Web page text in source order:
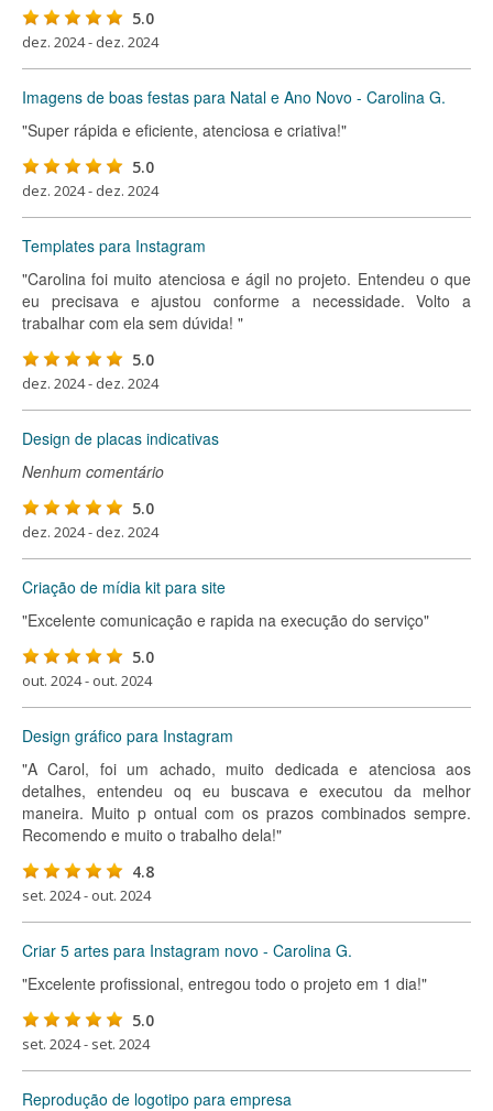
5.0
dez. 2024 - dez. 2024
Imagens de boas festas para Natal e Ano Novo - Carolina G.
"Super rápida e eficiente, atenciosa e criativa!"
5.0
dez. 2024 - dez. 2024
Templates para Instagram
"Carolina foi muito atenciosa e ágil no projeto. Entendeu o que
eu precisava e ajustou conforme a necessidade. Volto a
trabalhar com ela sem dúvida! "
5.0
dez. 2024 - dez. 2024
Design de placas indicativas
Nenhum comentário
5.0
dez. 2024 - dez. 2024
Criação de mídia kit para site
"Excelente comunicação e rapida na execução do serviço"
5.0
out. 2024 - out. 2024
Design gráfico para Instagram
"A Carol, foi um achado, muito dedicada e atenciosa aos
detalhes, entendeu oq eu buscava e executou da melhor
maneira. Muito p ontual com os prazos combinados sempre.
Recomendo e muito o trabalho dela!"
4.8
set. 2024 - out. 2024
Criar 5 artes para Instagram novo - Carolina G.
"Excelente profissional, entregou todo o projeto em 1 dia!"
5.0
set. 2024 - set. 2024
Reprodução de logotipo para empresa